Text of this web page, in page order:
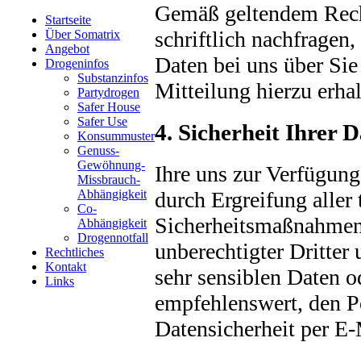
Startseite
Über Somatrix
Angebot
Drogeninfos
Substanzinfos
Partydrogen
Safer House
Safer Use
Konsummuster
Genuss-
Gewöhnung-
Missbrauch-
Abhängigkeit
Co-
Abhängigkeit
Drogennotfall
Rechtliches
Kontakt
Links
Gemäß geltendem
schriftlich nachfragen,
Daten bei uns über
Mitteilung hierzu
4. Sicherheit Ihrer
Ihre uns zur
durch Ergreifung aller
unberechtigter Dritter
sehr sensiblen Daten
empfehlenswert, den
Datensicherheit per